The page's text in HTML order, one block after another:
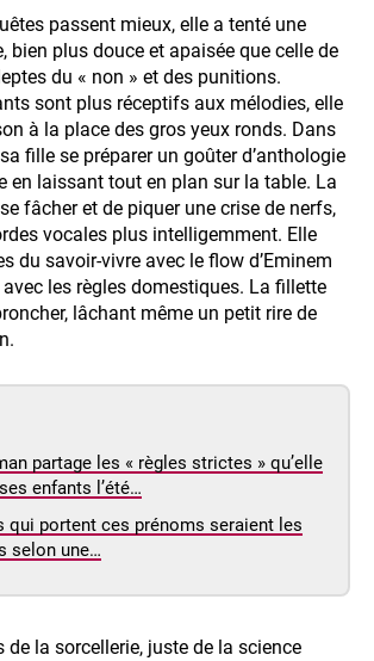
passent mieux, elle a tenté une
bien plus douce et apaisée que celle de
du « non » et des punitions.
sont plus réceptifs aux mélodies, elle
à la place des gros yeux ronds. Dans
fille se préparer un goûter d’anthologie
en laissant tout en plan sur la table. La
fâcher et de piquer une crise de nerfs,
vocales plus intelligemment. Elle
du savoir-vivre avec le flow d’Eminem
les règles domestiques. La fillette
lâchant même un petit rire de
partage les « règles strictes » qu’elle
enfants l’été…
qui portent ces prénoms seraient les
selon une…
de la sorcellerie, juste de la science